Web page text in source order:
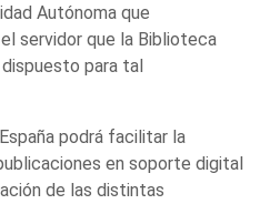
Autónoma que
servidor que la Biblioteca
para tal
podrá facilitar la
en soporte digital
de las distintas